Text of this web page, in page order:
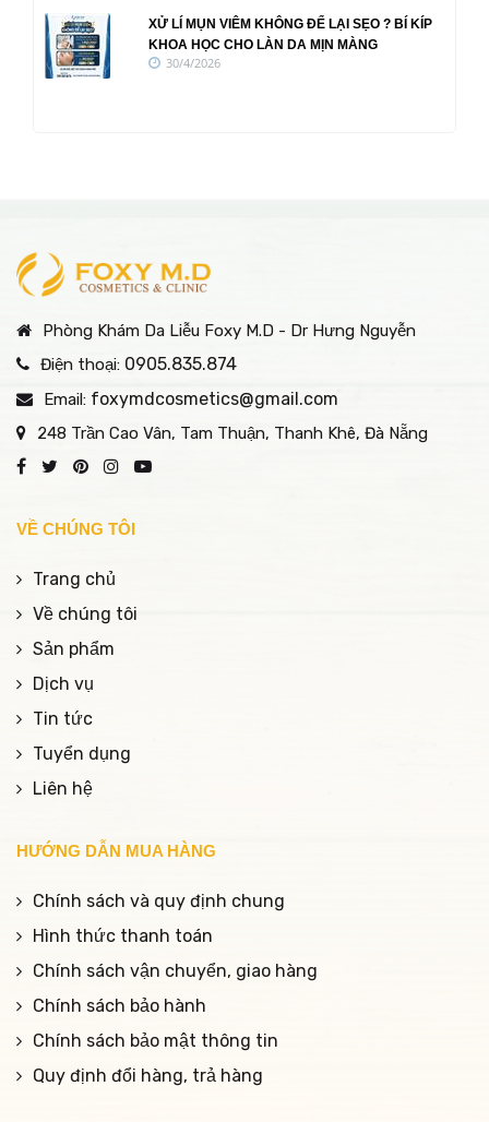
XỬ LÍ MỤN VIÊM KHÔNG ĐỂ LẠI SẸO ? BÍ KÍP
KHOA HỌC CHO LÀN DA MỊN MÀNG
30/4/2026
Phòng Khám Da Liễu Foxy M.D - Dr Hưng Nguyễn
Điện thoại: 0905.835.874
Email: foxymdcosmetics@gmail.com
248 Trần Cao Vân, Tam Thuận, Thanh Khê, Đà Nẵng
VỀ CHÚNG TÔI
Trang chủ
Về chúng tôi
Sản phẩm
Dịch vụ
Tin tức
Tuyển dụng
Liên hệ
HƯỚNG DẪN MUA HÀNG
Chính sách và quy định chung
Hình thức thanh toán
Chính sách vận chuyển, giao hàng
Chính sách bảo hành
Chính sách bảo mật thông tin
Quy định đổi hàng, trả hàng